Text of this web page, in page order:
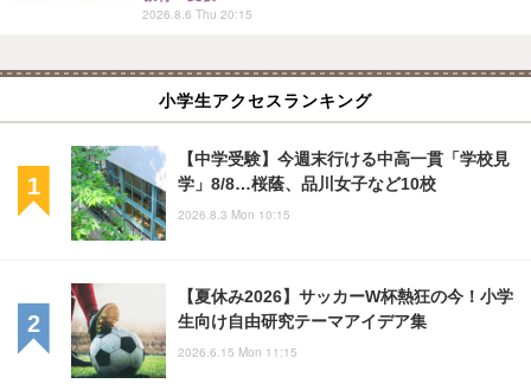
2026.8.6 Thu 20:15
小学生アクセスランキング
【中学受験】今週末行ける中高一貫「学校見
学」8/8…桜蔭、品川女子など10校
2026.8.3 Mon 10:15
【夏休み2026】サッカーW杯熱狂の今！小学
生向け自由研究テーマアイデア集
2026.6.15 Mon 11:15